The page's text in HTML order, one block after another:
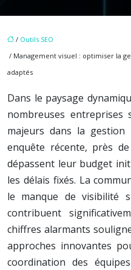
/ Outils SEO
/ Management visuel : optimiser la
adaptés
Dans le paysage
nombreuses
majeurs dans la
enquête récente, près
dépassent leur budget
les délais fixés. La
le manque de visibilité
contribuent
chiffres alarmants
approches innovantes
coordination des